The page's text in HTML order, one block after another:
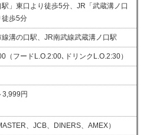
」東口より徒歩5分、JR「武蔵溝ノ口
徒歩5分
溝の口駅、JR南武線武蔵溝ノ口駅
（フードL.O.2:00､ドリンクL.O.2:30）
3,999円
、JCB、DINERS、AMEX）